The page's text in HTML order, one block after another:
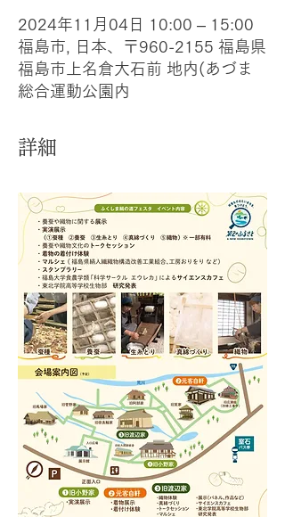
2024年11月04日 10:00 – 15:00
福島市, 日本、〒960-2155 福島県
福島市上名倉大石前 地内(あづま
総合運動公園内
詳細